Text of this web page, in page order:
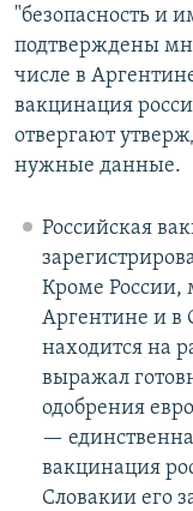
"безопасность и
подтверждены
числе в
вакцинация
отвергают
нужные данные.
Российская
Кроме России,
Аргентине и в
находится на
выражал
одобрения
—
вакцинация
Словакии его